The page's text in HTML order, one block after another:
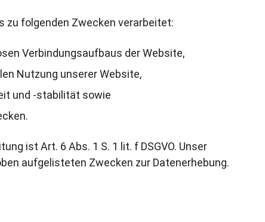
zu folgenden Zwecken verarbeitet:
Verbindungsaufbaus der Website,
Nutzung unserer Website,
und -stabilität sowie
ist Art. 6 Abs. 1 S. 1 lit. f DSGVO. Unser
aufgelisteten Zwecken zur Datenerhebung.